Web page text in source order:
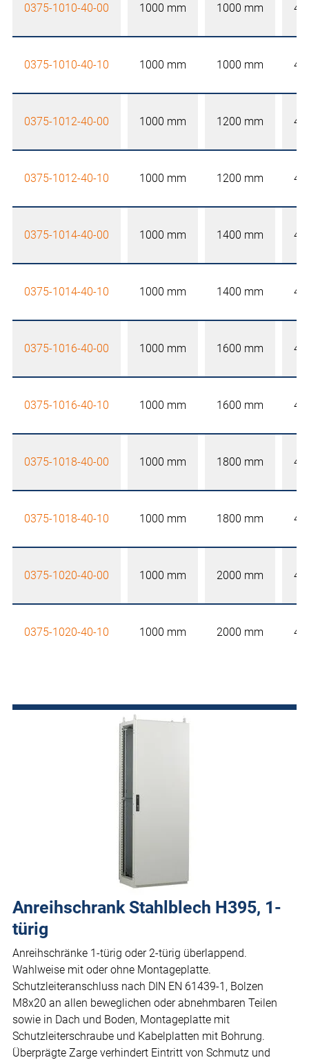
0375-1010-40-00 1000 mm 1000 mm
0375-1010-40-10 1000 mm 1000 mm
0375-1012-40-00 1000 mm 1200 mm
0375-1012-40-10 1000 mm 1200 mm
0375-1014-40-00 1000 mm 1400 mm
0375-1014-40-10 1000 mm 1400 mm
0375-1016-40-00 1000 mm 1600 mm
0375-1016-40-10 1000 mm 1600 mm
0375-1018-40-00 1000 mm 1800 mm
0375-1018-40-10 1000 mm 1800 mm
0375-1020-40-00 1000 mm 2000 mm
0375-1020-40-10 1000 mm 2000 mm
Anreihschrank Stahlblech H395, 1-
türig
Anreihschränke 1-türig oder 2-türig überlappend.
Wahlweise mit oder ohne Montageplatte.
Schutzleiteranschluss nach DIN EN 61439-1, Bolzen
M8x20 an allen beweglichen oder abnehmbaren Teilen
sowie in Dach und Boden, Montageplatte mit
Schutzleiterschraube und Kabelplatten mit Bohrung.
Überprägte Zarge verhindert Eintritt von Schmutz und